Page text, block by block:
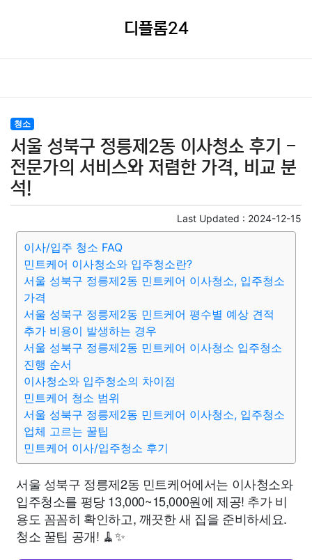
디플롬24
청소
서울 성북구 정릉제2동 이사청소 후기 -
전문가의 서비스와 저렴한 가격, 비교 분
석!
Last Updated : 2024-12-15
이사/입주 청소 FAQ
민트케어 이사청소와 입주청소란?
서울 성북구 정릉제2동 민트케어 이사청소, 입주청소
가격
서울 성북구 정릉제2동 민트케어 평수별 예상 견적
추가 비용이 발생하는 경우
서울 성북구 정릉제2동 민트케어 이사청소 입주청소
진행 순서
이사청소와 입주청소의 차이점
민트케어 청소 범위
서울 성북구 정릉제2동 민트케어 이사청소, 입주청소
업체 고르는 꿀팁
민트케어 이사/입주청소 후기
서울 성북구 정릉제2동 민트케어에서는 이사청소와
입주청소를 평당 13,000~15,000원에 제공! 추가 비
용도 꼼꼼히 확인하고, 깨끗한 새 집을 준비하세요.
청소 꿀팁 공개! 🧹✨